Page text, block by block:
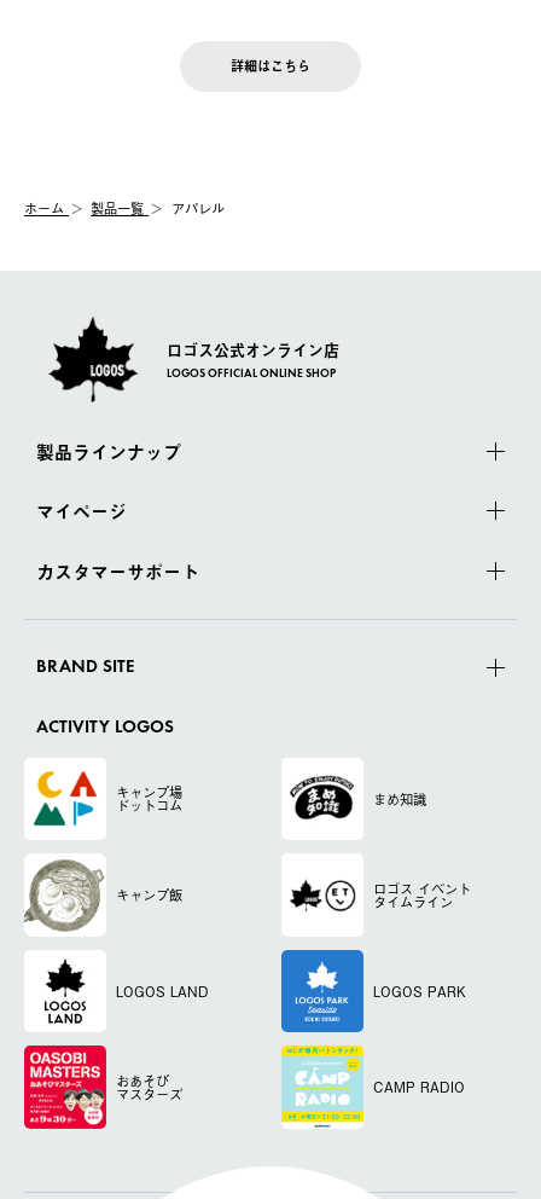
【配送業者】
佐川急便にて配送されます。
お客様都合の返品にかかる送料は、お客様ご負担とさせていただ
一度お手元の商品を返品いただき、ご希望商品を再注文してくだ
LOGOS FAMILY会員の方は、会員マイページ内 購入履歴画面に
詳細はこちら
ホーム 製品一覧 アパレル
ロゴス公式オンライン店
LOGOS OFFICIAL ONLINE SHOP
製品ラインナップ
マイページ
カスタマーサポート
BRAND SITE
ACTIVITY LOGOS
キャンプ場
ドットコム まめ知識
キャンプ飯 ロゴス イベント
タイムライン
LOGOS LAND LOGOS PARK
おあそび
マスターズ CAMP RADIO